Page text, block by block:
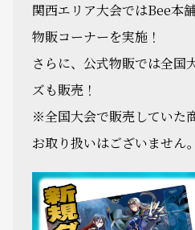
関西エリア大会ではBee本
物販コーナーを実施！
さらに、公式物販では全国
ズも販売！
※全国大会で販売していた
お取り扱いはございません。